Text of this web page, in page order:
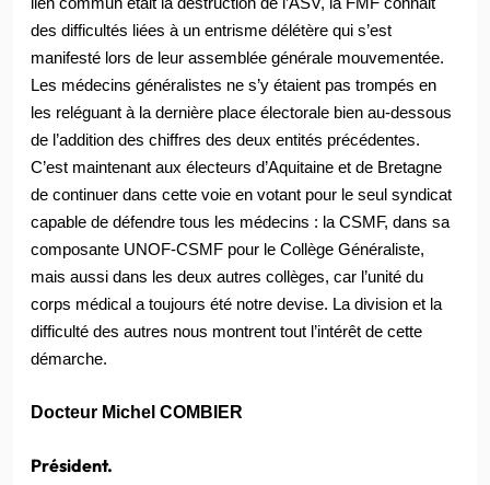
des difficultés liées à un entrisme délétère qui s’est
manifesté lors de leur assemblée générale mouvementée.
Les médecins généralistes ne s’y étaient pas trompés en
les reléguant à la dernière place électorale bien au-dessous
de l’addition des chiffres des deux entités précédentes.
C’est maintenant aux électeurs d’Aquitaine et de Bretagne
de continuer dans cette voie en votant pour le seul syndicat
capable de défendre tous les médecins : la CSMF, dans sa
composante UNOF-CSMF pour le Collège Généraliste,
mais aussi dans les deux autres collèges, car l’unité du
corps médical a toujours été notre devise. La division et la
difficulté des autres nous montrent tout l’intérêt de cette
démarche.
Docteur Michel COMBIER
Président.